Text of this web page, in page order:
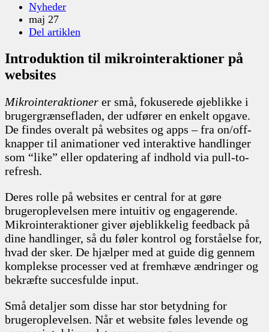
Nyheder
maj 27
Del artiklen
Introduktion til mikrointeraktioner på
websites
Mikrointeraktioner er små, fokuserede øjeblikke i
brugergrænsefladen, der udfører en enkelt opgave.
De findes overalt på websites og apps – fra on/off-
knapper til animationer ved interaktive handlinger
som “like” eller opdatering af indhold via pull-to-
refresh.
Deres rolle på websites er central for at gøre
brugeroplevelsen mere intuitiv og engagerende.
Mikrointeraktioner giver øjeblikkelig feedback på
dine handlinger, så du føler kontrol og forståelse for,
hvad der sker. De hjælper med at guide dig gennem
komplekse processer ved at fremhæve ændringer og
bekræfte succesfulde input.
Små detaljer som disse har stor betydning for
brugeroplevelsen. Når et website føles levende og